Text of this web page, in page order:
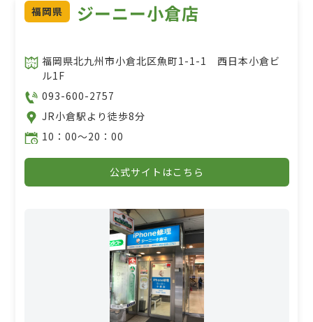
福岡県 ジーニー小倉店
福岡県北九州市小倉北区魚町1-1-1 西日本小倉ビ
ル1F
093-600-2757
JR小倉駅より徒歩8分
10：00～20：00
公式サイトはこちら